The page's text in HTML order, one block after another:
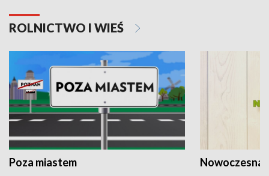
ROLNICTWO I WIEŚ
Poza miastem Nowoczesna